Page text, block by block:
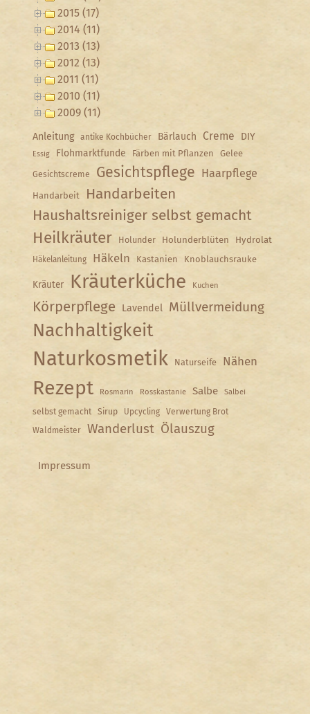
2015 (17)
2014 (11)
2013 (13)
2012 (13)
2011 (11)
2010 (11)
2009 (11)
Anleitung antike Kochbücher Bärlauch Creme DIY
Essig Flohmarktfunde Färben mit Pflanzen Gelee
Gesichtscreme Gesichtspflege Haarpflege
Handarbeit
Handarbeiten
Haushaltsreiniger selbst gemacht
Heilkräuter Holunder Holunderblüten Hydrolat
Häkelanleitung Häkeln Kastanien Knoblauchsrauke
Kräuter Kräuterküche Kuchen
Körperpflege Lavendel Müllvermeidung
Nachhaltigkeit
Naturkosmetik Naturseife Nähen
Rezept Rosmarin Rosskastanie Salbe Salbei
selbst gemacht Sirup Upcycling
Verwertung Brot
Waldmeister
Wanderlust Ölauszug
Impressum